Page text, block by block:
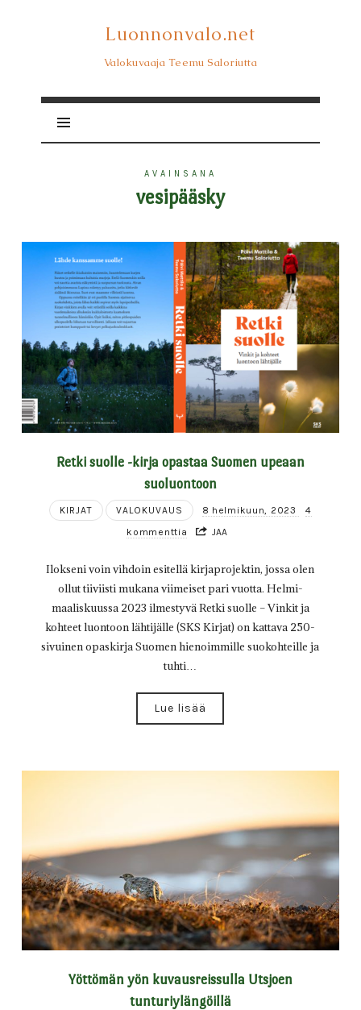
Luonnonvalo.net
Luonnonvalo.net
Valokuvaaja Teemu Saloriutta
AVAINSANA
vesipääsky
Retki suolle -kirja opastaa Suomen upeaan
suoluontoon
KIRJAT VALOKUVAUS 8 helmikuun, 2023
4
kommenttia
JAA
Ilokseni voin vihdoin esitellä kirjaprojektin, jossa olen
ollut tiiviisti mukana viimeiset pari vuotta. Helmi-
maaliskuussa 2023 ilmestyvä Retki suolle – Vinkit ja
kohteet luontoon lähtijälle (SKS Kirjat) on kattava 250-
sivuinen opaskirja Suomen hienoimmille suokohteille ja
tuhti…
Lue lisää
Yöttömän yön kuvausreissulla Utsjoen
tunturiylängöillä